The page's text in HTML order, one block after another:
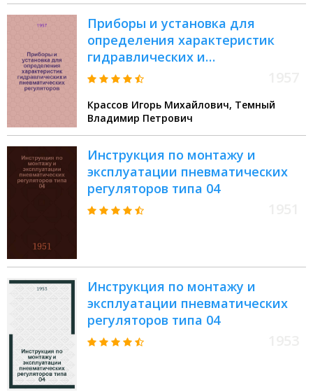
Акад. наук СССР
Приборы и установка для
определения характеристик
гидравлических и
пневматических регуляторов
Крассов Игорь Михайлович, Темный
Владимир Петрович
Инструкция по монтажу и
эксплуатации пневматических
регуляторов типа 04
Инструкция по монтажу и
эксплуатации пневматических
регуляторов типа 04